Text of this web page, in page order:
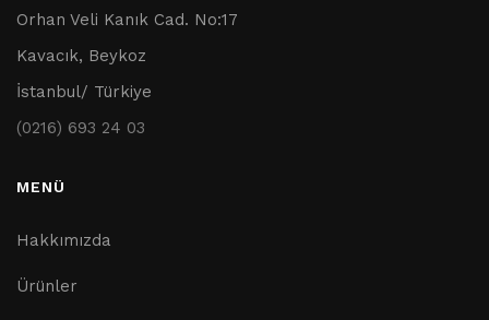
Orhan Veli Kanık Cad. No:17
Kavacık, Beykoz
İstanbul/ Türkiye
(0216) 693 24 03
MENÜ
Hakkımızda
Ürünler